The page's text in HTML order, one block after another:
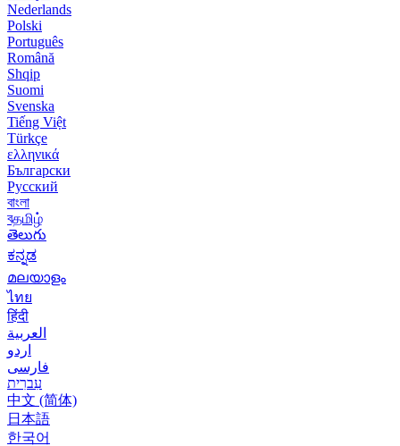
Nederlands
Polski
Português
Română
Shqip
Suomi
Svenska
Tiếng Việt
Türkçe
ελληνικά
Български
Русский
বাংলা
বதமிழ்
తెలుగు
ಕನ್ನಡ
മലയാളം
ไทย
हिंदी
العربية
اردو
فارسی
עִברִית
中文 (简体)
日本語
한국어